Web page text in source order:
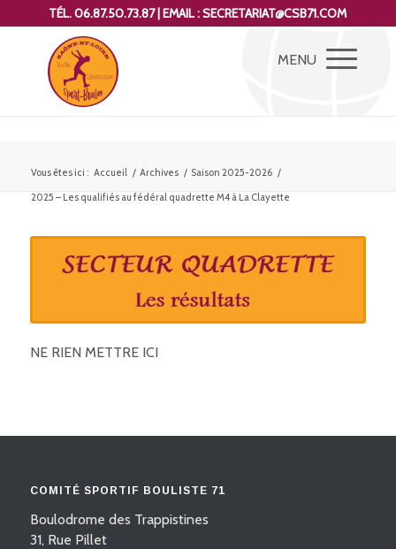
TÉL. 06.87.50.73.87 | EMAIL : SECRETARIAT@CSB71.COM
Vous êtes ici : Accueil / Archives / Saison 2025-2026 /
2025 – Les qualifiés au fédéral quadrette M4 à La Clayette
NE RIEN METTRE ICI
COMITÉ SPORTIF BOULISTE 71
Boulodrome des Trappistines
31, Rue Pillet